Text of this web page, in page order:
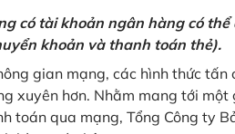
có tài khoản ngân hàng có thể
khoản và thanh toán thẻ).
gian mạng, các hình thức tấn
xuyên hơn. Nhằm mang tới một
toán qua mạng, Tổng Công ty